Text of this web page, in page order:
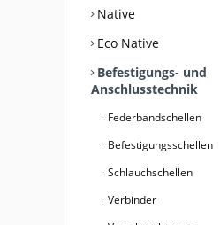
Native
Eco Native
Befestigungs- und
Anschlusstechnik
Federbandschellen
Befestigungsschellen
Schlauchschellen
Verbinder